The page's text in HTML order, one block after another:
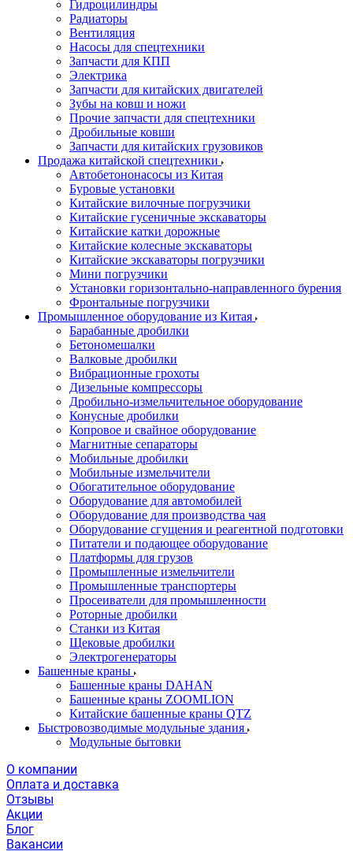
Гидроцилиндры
Радиаторы
Вентиляция
Насосы для спецтехники
Запчасти для КПП
Электрика
Запчасти для китайских двигателей
Зубы на ковш и ножи
Прочие запчасти для спецтехники
Дробильные ковши
Запчасти для китайских грузовиков
Продажа китайской спецтехники
Автобетононасосы из Китая
Буровые установки
Китайские вилочные погрузчики
Китайские гусеничные экскаваторы
Китайские катки дорожные
Китайские колесные экскаваторы
Китайские экскаваторы погрузчики
Мини погрузчики
Установки горизонтально-направленного бурения
Фронтальные погрузчики
Промышленное оборудование из Китая
Барабанные дробилки
Бетономешалки
Валковые дробилки
Вибрационные грохоты
Дизельные компрессоры
Дробильно-измельчительное оборудование
Конусные дробилки
Копровое и свайное оборудование
Магнитные сепараторы
Мобильные дробилки
Мобильные измельчители
Обогатительное оборудование
Оборудование для автомобилей
Оборудование для производства чая
Оборудование сгущения и реагентной подготовки
Питатели и подающее оборудование
Платформы для грузов
Промышленные измельчители
Промышленные транспортеры
Просеиватели для промышленности
Роторные дробилки
Станки из Китая
Щековые дробилки
Электрогенераторы
Башенные краны
Башенные краны DAHAN
Башенные краны ZOOMLION
Китайские башенные краны QTZ
Быстровозводимые модульные здания
Модульные бытовки
О компании
Оплата и доставка
Отзывы
Акции
Блог
Вакансии